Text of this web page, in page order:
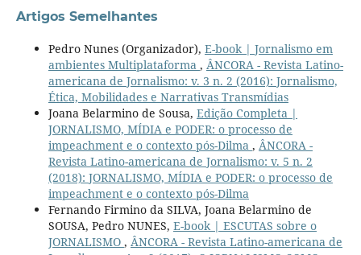
Artigos Semelhantes
Pedro Nunes (Organizador), E-book | Jornalismo em
ambientes Multiplataforma , ÂNCORA - Revista Latino-
americana de Jornalismo: v. 3 n. 2 (2016): Jornalismo,
Ética, Mobilidades e Narrativas Transmídias
Joana Belarmino de Sousa, Edição Completa |
JORNALISMO, MÍDIA e PODER: o processo de
impeachment e o contexto pós-Dilma , ÂNCORA -
Revista Latino-americana de Jornalismo: v. 5 n. 2
(2018): JORNALISMO, MÍDIA e PODER: o processo de
impeachment e o contexto pós-Dilma
Fernando Firmino da SILVA, Joana Belarmino de
SOUSA, Pedro NUNES, E-book | ESCUTAS sobre o
JORNALISMO , ÂNCORA - Revista Latino-americana de